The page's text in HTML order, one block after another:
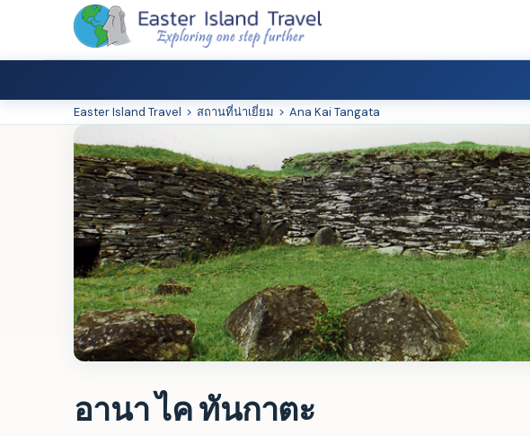
Easter Island Travel > สถานที่น่าเยี่ยม > Ana Kai Tangata
อานา ไค ทันกาตะ